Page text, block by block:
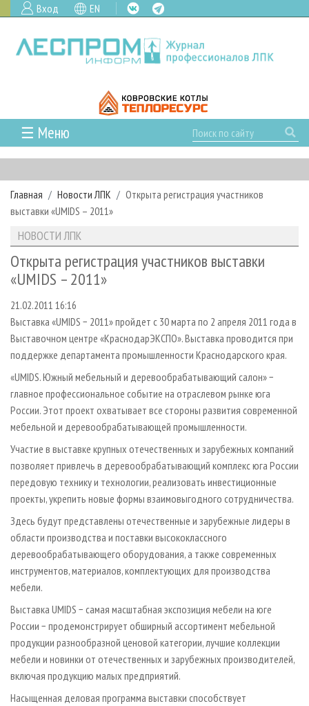
Вход EN
☰ Меню
ГЛАВНАЯ
РУБРИКИ И ТЕМЫ
РУБРИКИ ЖУРНАЛА
ЛЕСОЗАГОТОВКА
ЛЕСОПИЛЕНИЕ
СУШКА ДРЕВЕСИНЫ
ПРОИЗВОДСТВО ДРЕВЕСНЫХ ПЛИТ
ДЕРЕВЯННОЕ ДОМОСТРОЕНИЕ
ПРОИЗВОДСТВО МЕБЕЛИ
БИОЭНЕРГЕТИКА
ЦБП
ИНСТРУМЕНТ И МАТЕРИАЛЫ
НОВОСТИ
НОВОСТИ ЛПК
НОВОСТИ ЖУРНАЛА
ПРОЕКТЫ ЛПИ
АНАЛИТИКА
ПРЕДПРИЯТИЯ ЛПК
ПЕРСОНЫ
МОБИЛЬНЫЕ ВЫСТАВКИ
ОФИЦИАЛЬНЫЕ ДЕЛЕГАЦИИ
ПРИОРИТЕТНЫЕ ИНВЕСТПРОЕКТЫ
RUSSIAN FORESTRY REVIEW
ГАЗЕТА ЛЕСПРОМФОРУМ
БИБЛИОТЕКА СПЕЦИАЛИСТА
АРХИВ ЖУРНАЛОВ
СТАТЬИ
О ЖУРНАЛЕ
ПОДПИСКА
КОНТАКТЫ
РЕКЛАМОДАТЕЛЯМ
РЕКЛАМА
РЕКЛАМА НА САЙТЕ
Главная Новости ЛПК
Открыта регистрация участников
выставки «UMIDS – 2011»
НОВОСТИ ЛПК
Открыта регистрация участников выставки
«UMIDS – 2011»
21.02.2011 16:16
Выставка «UMIDS − 2011» пройдет с 30 марта по 2 апреля 2011 года в
Выставочном центре «КраснодарЭКСПО». Выставка проводится при
поддержке департамента промышленности Краснодарского края.
«UMIDS. Южный мебельный и деревообрабатывающий салон» −
главное профессиональное событие на отраслевом рынке юга
России. Этот проект охватывает все стороны развития современной
мебельной и деревообрабатывающей промышленности.
Участие в выставке крупных отечественных и зарубежных компаний
позволяет привлечь в деревообрабатывающий комплекс юга России
передовую технику и технологии, реализовать инвестиционные
проекты, укрепить новые формы взаимовыгодного сотрудничества.
Здесь будут представлены отечественные и зарубежные лидеры в
области производства и поставки высококлассного
деревообрабатывающего оборудования, а также современных
инструментов, материалов, комплектующих для производства
мебели.
Выставка UMIDS − самая масштабная экспозиция мебели на юге
России − продемонстрирует обширный ассортимент мебельной
продукции разнообразной ценовой категории, лучшие коллекции
мебели и новинки от отечественных и зарубежных производителей,
включая продукцию малых предприятий.
Насыщенная деловая программа выставки способствует